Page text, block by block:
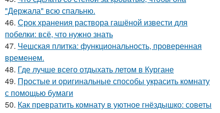
"Держала" всю спальню.
46. Срок хранения раствора гашёной извести для
побелки: всё, что нужно знать
47. Чешская плитка: функциональность, проверенная
временем.
48. Где лучше всего отдыхать летом в Кургане
49. Простые и оригинальные способы украсить комнату
с помощью бумаги
50. Как превратить комнату в уютное гнёздышко: советы